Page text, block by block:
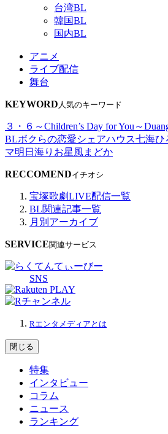
台湾BL
韓国BL
国内BL
アニメ
ライブ配信
舞台
KEYWORD 人気のキーワード
３・６～Children’s Day for You～
BLボクらの恋愛シェアハウス七海ひ
マ明日海りお星風まどか
RECCOMENDイチオシ
宝塚歌劇LIVE配信一覧
BL関連記事一覧
月別アーカイブ
SERVICE関連サービス
SNS
Rエンタメディアとは
閉じる
特集
インタビュー
コラム
ニュース
ランキング